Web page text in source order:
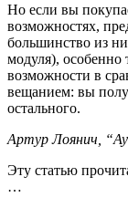
Но если вы
возможностях,
большинство из
модуля), особенно
возможности в
вещанием: вы
остального.
Артур Лоянич,
Эту статью
…